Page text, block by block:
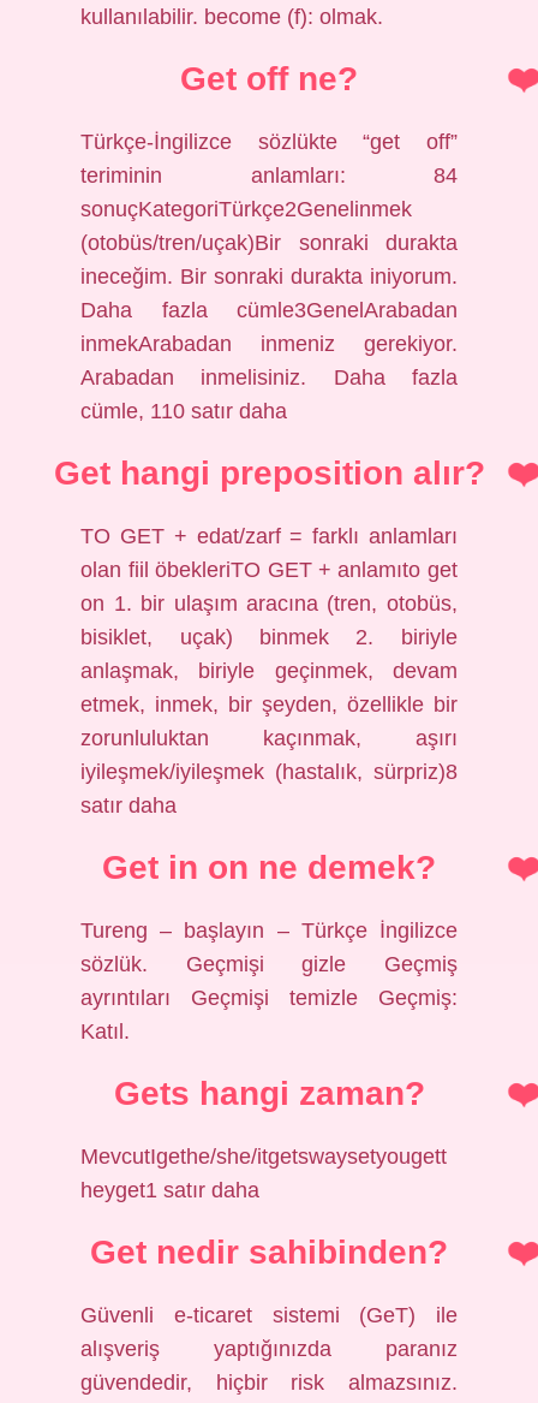
kullanılabilir. become (f): olmak.
Get off ne?
Türkçe-İngilizce sözlükte “get off”
teriminin anlamları: 84
sonuçKategoriTürkçe2Genelinmek
(otobüs/tren/uçak)Bir sonraki durakta
ineceğim. Bir sonraki durakta iniyorum.
Daha fazla cümle3GenelArabadan
inmekArabadan inmeniz gerekiyor.
Arabadan inmelisiniz. Daha fazla
cümle, 110 satır daha
Get hangi preposition alır?
TO GET + edat/zarf = farklı anlamları
olan fiil öbekleriTO GET + anlamıto get
on 1. bir ulaşım aracına (tren, otobüs,
bisiklet, uçak) binmek 2. biriyle
anlaşmak, biriyle geçinmek, devam
etmek, inmek, bir şeyden, özellikle bir
zorunluluktan kaçınmak, aşırı
iyileşmek/iyileşmek (hastalık, sürpriz)8
satır daha
Get in on ne demek?
Tureng – başlayın – Türkçe İngilizce
sözlük. Geçmişi gizle Geçmiş
ayrıntıları Geçmişi temizle Geçmiş:
Katıl.
Gets hangi zaman?
MevcutIgethe/she/itgetswaysetyougett
heyget1 satır daha
Get nedir sahibinden?
Güvenli e-ticaret sistemi (GeT) ile
alışveriş yaptığınızda paranız
güvendedir, hiçbir risk almazsınız.